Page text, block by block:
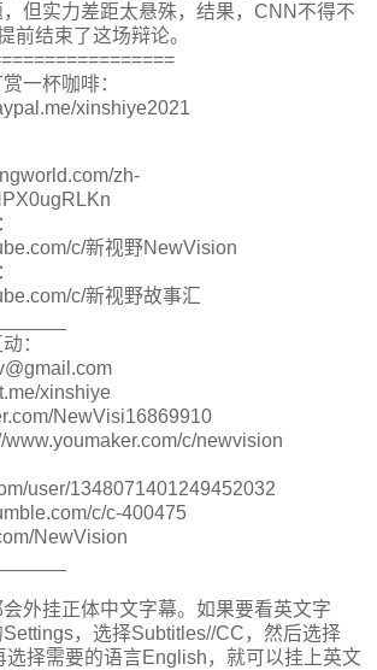
但实力差距太悬殊，结果，CNN不得不
前结束了这场辩论。
一杯咖啡：
xinshiye2021
zh-
c/新视野NewVision
c/新视野故事汇
：
xinshiye
NewVisi16869910
www.youmaker.com/c/newvision
user/1348071401249452032
c/c-400475
NewVision
外挂正体中文字幕。如果要看英文字
，选择Subtitles//CC，然后选择
选择需要的语言English，就可以挂上英文